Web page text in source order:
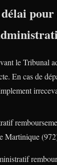
pour
le Tribunal
En cas de
Martinique